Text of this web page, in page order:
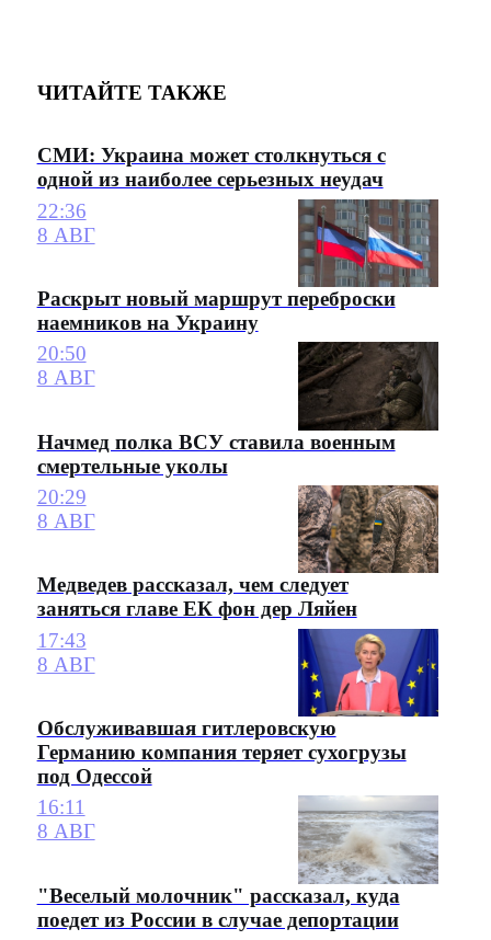
ЧИТАЙТЕ ТАКЖЕ
СМИ: Украина может столкнуться с
одной из наиболее серьезных неудач
22:36
8 АВГ
Раскрыт новый маршрут переброски
наемников на Украину
20:50
8 АВГ
Начмед полка ВСУ ставила военным
смертельные уколы
20:29
8 АВГ
Медведев рассказал, чем следует
заняться главе ЕК фон дер Ляйен
17:43
8 АВГ
Обслуживавшая гитлеровскую
Германию компания теряет сухогрузы
под Одессой
16:11
8 АВГ
"Веселый молочник" рассказал, куда
поедет из России в случае депортации